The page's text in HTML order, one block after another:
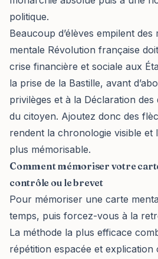
politique.
Beaucoup d’élèves empilent
mentale Révolution française
crise financière et sociale aux
la prise de la Bastille, avant
privilèges et à la Déclaration des
du citoyen. Ajoutez donc des
rendent la chronologie visible et
plus mémorisable.
Comment mémoriser votre
contrôle ou le brevet
Pour mémoriser une carte
temps, puis forcez-vous à la
La méthode la plus efficace
répétition espacée et